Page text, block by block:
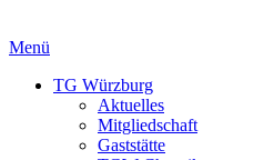
Menü
TG Würzburg
Aktuelles
Mitgliedschaft
Gaststätte